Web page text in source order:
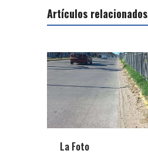
Artículos relacionados
La Foto